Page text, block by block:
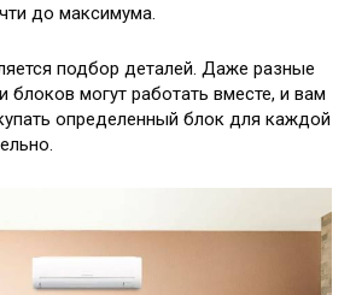
до максимума.
подбор деталей. Даже разные
блоков могут работать вместе, и вам
определенный блок для каждой